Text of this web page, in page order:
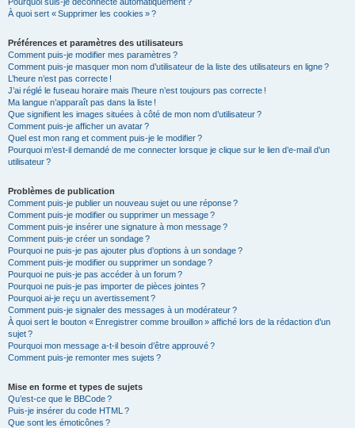
À quoi sert « Supprimer les cookies » ?
Préférences et paramètres des utilisateurs
Comment puis-je modifier mes paramètres ?
Comment puis-je masquer mon nom d’utilisateur de la liste des utilisateurs en ligne ?
L’heure n’est pas correcte !
J’ai réglé le fuseau horaire mais l’heure n’est toujours pas correcte !
Ma langue n’apparaît pas dans la liste !
Que signifient les images situées à côté de mon nom d’utilisateur ?
Comment puis-je afficher un avatar ?
Quel est mon rang et comment puis-je le modifier ?
Pourquoi m’est-il demandé de me connecter lorsque je clique sur le lien d’e-mail d’un
utilisateur ?
Problèmes de publication
Comment puis-je publier un nouveau sujet ou une réponse ?
Comment puis-je modifier ou supprimer un message ?
Comment puis-je insérer une signature à mon message ?
Comment puis-je créer un sondage ?
Pourquoi ne puis-je pas ajouter plus d’options à un sondage ?
Comment puis-je modifier ou supprimer un sondage ?
Pourquoi ne puis-je pas accéder à un forum ?
Pourquoi ne puis-je pas importer de pièces jointes ?
Pourquoi ai-je reçu un avertissement ?
Comment puis-je signaler des messages à un modérateur ?
À quoi sert le bouton « Enregistrer comme brouillon » affiché lors de la rédaction d’un
sujet ?
Pourquoi mon message a-t-il besoin d’être approuvé ?
Comment puis-je remonter mes sujets ?
Mise en forme et types de sujets
Qu’est-ce que le BBCode ?
Puis-je insérer du code HTML ?
Que sont les émoticônes ?